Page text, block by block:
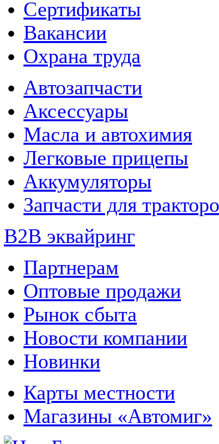
Сертификаты
Вакансии
Охрана труда
Автозапчасти
Аксессуары
Масла и автохимия
Легковые прицепы
Аккумуляторы
Запчасти для
B2B эквайринг
Партнерам
Оптовые продажи
Рынок сбыта
Новости компании
Новинки
Карты местности
Магазины «Автомиг»